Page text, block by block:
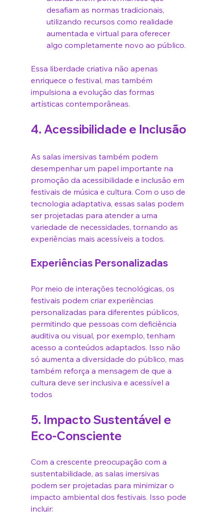
desafiam as normas tradicionais,
utilizando recursos como realidade
aumentada e virtual para oferecer
algo completamente novo ao público.
Essa liberdade criativa não apenas
enriquece o festival, mas também
impulsiona a evolução das formas
artísticas contemporâneas.
4. Acessibilidade e Inclusão
As salas imersivas também podem
desempenhar um papel importante na
promoção da acessibilidade e inclusão em
festivais de música e cultura. Com o uso de
tecnologia adaptativa, essas salas podem
ser projetadas para atender a uma
variedade de necessidades, tornando as
experiências mais acessíveis a todos.
Experiências Personalizadas
Por meio de interações tecnológicas, os
festivais podem criar experiências
personalizadas para diferentes públicos,
permitindo que pessoas com deficiência
auditiva ou visual, por exemplo, tenham
acesso a conteúdos adaptados. Isso não
só aumenta a diversidade do público, mas
também reforça a mensagem de que a
cultura deve ser inclusiva e acessível a
todos
5. Impacto Sustentável e
Eco-Consciente
Com a crescente preocupação com a
sustentabilidade, as salas imersivas
podem ser projetadas para minimizar o
impacto ambiental dos festivais. Isso pode
incluir: